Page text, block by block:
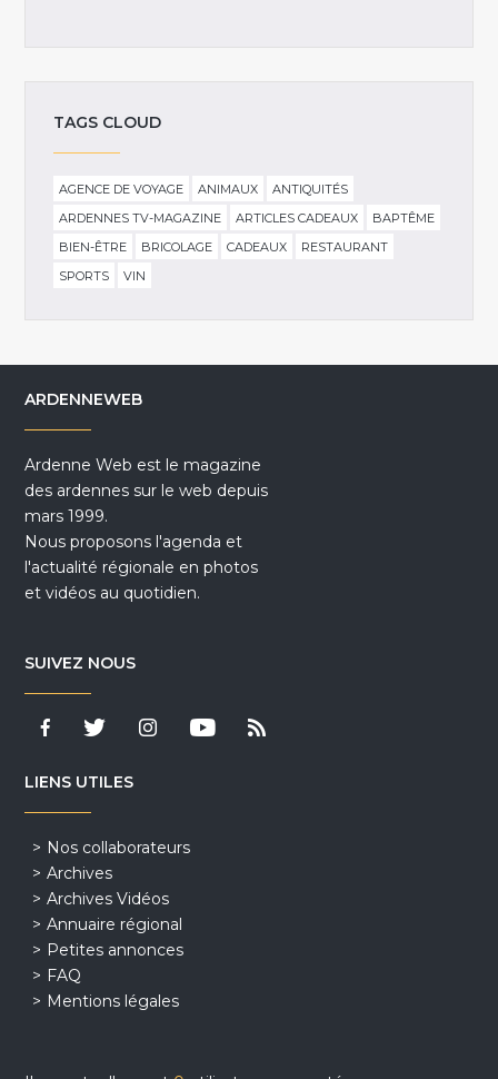
TAGS CLOUD
AGENCE DE VOYAGE ANIMAUX
ANTIQUITÉS
ARDENNES TV-MAGAZINE
ARTICLES CADEAUX
BAPTÊME
BIEN-ÊTRE
BRICOLAGE CADEAUX
RESTAURANT
SPORTS
VIN
ARDENNEWEB
Ardenne Web est le magazine
des ardennes sur le web depuis
mars 1999.
Nous proposons l'agenda et
l'actualité régionale en photos
et vidéos au quotidien.
SUIVEZ NOUS
LIENS UTILES
Nos collaborateurs
Archives
Archives Vidéos
Annuaire régional
Petites annonces
FAQ
Mentions légales